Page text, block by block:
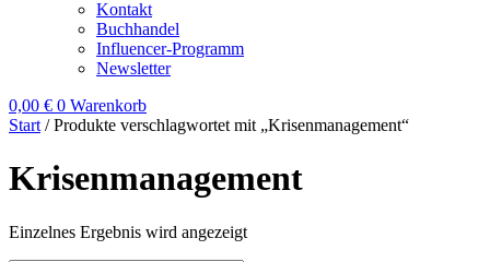
Kontakt
Buchhandel
Influencer-Programm
Newsletter
0,00 € 0 Warenkorb
Start / Produkte verschlagwortet mit „Krisenmanagement“
Krisenmanagement
Einzelnes Ergebnis wird angezeigt